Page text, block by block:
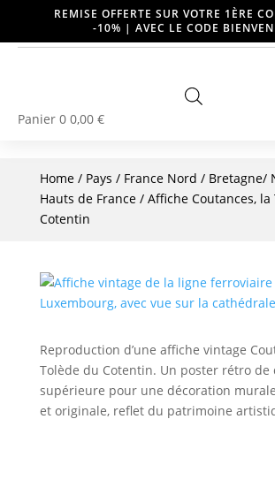
REMISE OFFERTE SUR VOTRE 1ÈRE
-10% | AVEC LE CODE
Panier 0 0,00 €
Home/ Pays / France Nord / Bretagne/
Hauts de France/ Affiche Coutances, la
Cotentin
Reproduction d’une affiche vintage
Tolède du Cotentin. Un poster rétro de
supérieure pour une décoration
et originale, reflet du patrimoine